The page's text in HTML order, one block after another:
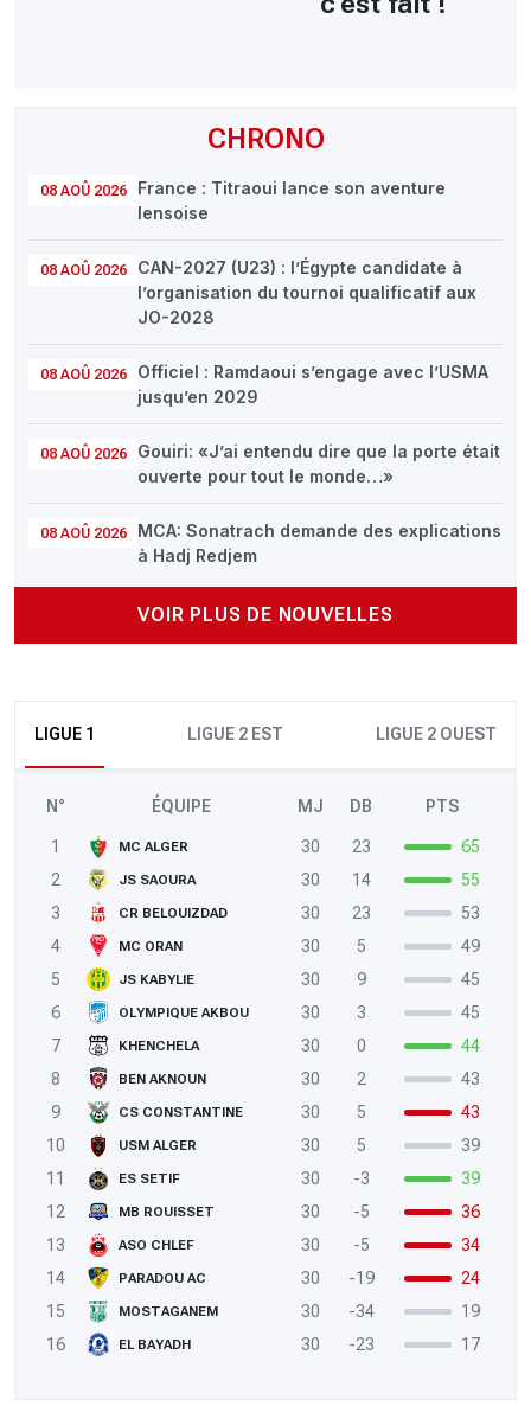
CHRONO
08 AOÛ 2026
France : Titraoui lance son aventure
lensoise
08 AOÛ 2026
CAN-2027 (U23) : l’Égypte candidate à
l’organisation du tournoi qualificatif aux
JO-2028
08 AOÛ 2026
Officiel : Ramdaoui s’engage avec l’USMA
jusqu’en 2029
08 AOÛ 2026
Gouiri: «J’ai entendu dire que la porte était
ouverte pour tout le monde…»
08 AOÛ 2026
MCA: Sonatrach demande des explications
à Hadj Redjem
VOIR PLUS DE NOUVELLES
LIGUE 1 LIGUE 2 EST LIGUE 2 OUEST
N° ÉQUIPE MJ DB PTS
1 MC ALGER 30 23
65
2
JS SAOURA 30 14
55
3
CR BELOUIZDAD 30 23
53
4
MC ORAN 30 5
49
5
JS KABYLIE 30 9
45
6
OLYMPIQUE AKBOU 30 3
45
7
KHENCHELA 30 0
44
8
BEN AKNOUN 30 2
43
9
CS CONSTANTINE 30 5
43
10
USM ALGER 30 5
39
11
ES SETIF 30 -3
39
12
MB ROUISSET 30 -5
36
13
ASO CHLEF 30 -5
34
14
PARADOU AC 30 -19
24
15
MOSTAGANEM 30 -34
19
16
EL BAYADH 30 -23 17